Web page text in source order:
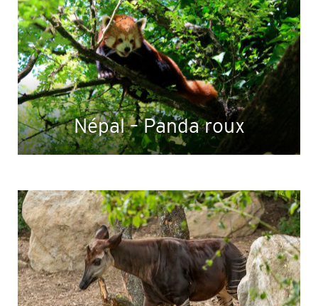
Népal – Panda roux